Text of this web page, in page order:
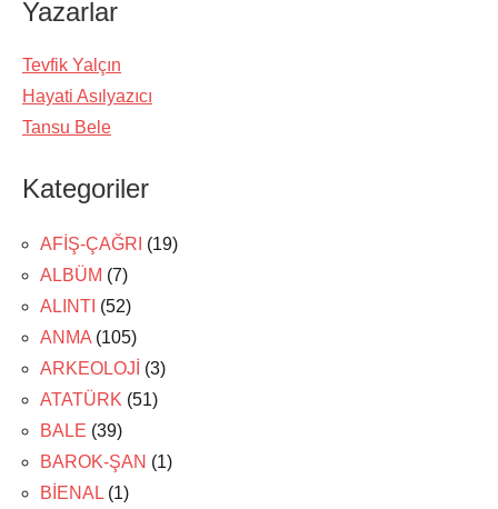
Yazarlar
Tevfik Yalçın
Hayati Asılyazıcı
Tansu Bele
Kategoriler
AFİŞ-ÇAĞRI (19)
ALBÜM (7)
ALINTI (52)
ANMA (105)
ARKEOLOJİ (3)
ATATÜRK (51)
BALE (39)
BAROK-ŞAN (1)
BİENAL (1)